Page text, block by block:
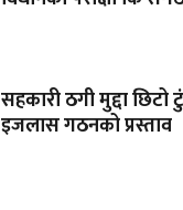
सहकारी ठगी मुद्दा छिटो
इजलास गठनको प्रस्ताव